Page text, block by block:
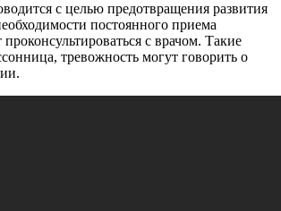
с целью предотвращения развития
постоянного приема
проконсультироваться с врачом. Такие
тревожность могут говорить о